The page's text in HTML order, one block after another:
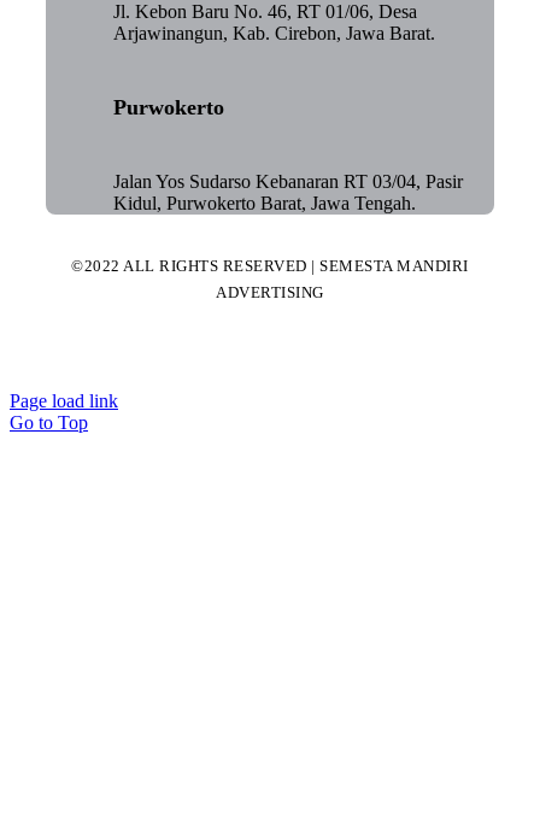
Jl. Kebon Baru No. 46, RT 01/06, Desa
Arjawinangun, Kab. Cirebon, Jawa Barat.
Purwokerto
Jalan Yos Sudarso Kebanaran RT 03/04, Pasir
Kidul, Purwokerto Barat, Jawa Tengah.
©2022 ALL RIGHTS RESERVED | SEMESTA MANDIRI
ADVERTISING
Page load link
Go to Top